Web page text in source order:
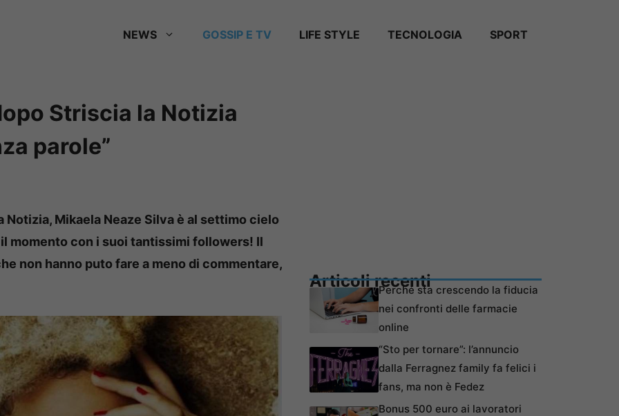
NEWS GOSSIP E TV LIFE STYLE TECNOLOGIA SPORT
Striscia la Notizia
parole”
Mikaela Neaze Silva è al settimo cielo
momento con i suoi tantissimi followers! Il
non hanno puto fare a meno di commentare,
Articoli recentiPerché sta crescendo la fiducia
nei confronti delle farmacie
online
“Sto per tornare”: l’annuncio
dalla Ferragnez family fa felici i
fans, ma non è Fedez
Bonus 500 euro ai lavoratori